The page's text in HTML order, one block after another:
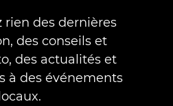
rien des dernières
des conseils et
des actualités et
à des événements
locaux.